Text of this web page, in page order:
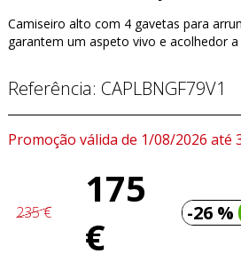
Camiseiro alto com 4 gavetas para
garantem um aspeto vivo e acolhedor
Referência: CAPLBNGF79V1
Promoção válida de 1/08/2026 até
235 €
175
€
-26 %